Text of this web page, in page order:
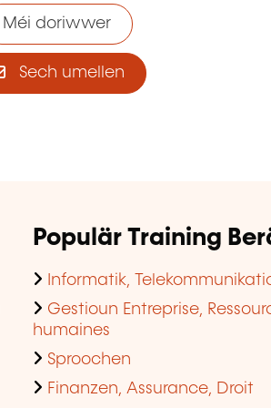
Méi doriwwer
Sech umellen
Populär Training
Informatik,
Gestioun Entreprise,
humaines
Sproochen
Finanzen, Assurance, Droit